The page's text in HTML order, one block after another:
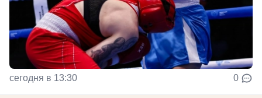
сегодня в 13:30 0